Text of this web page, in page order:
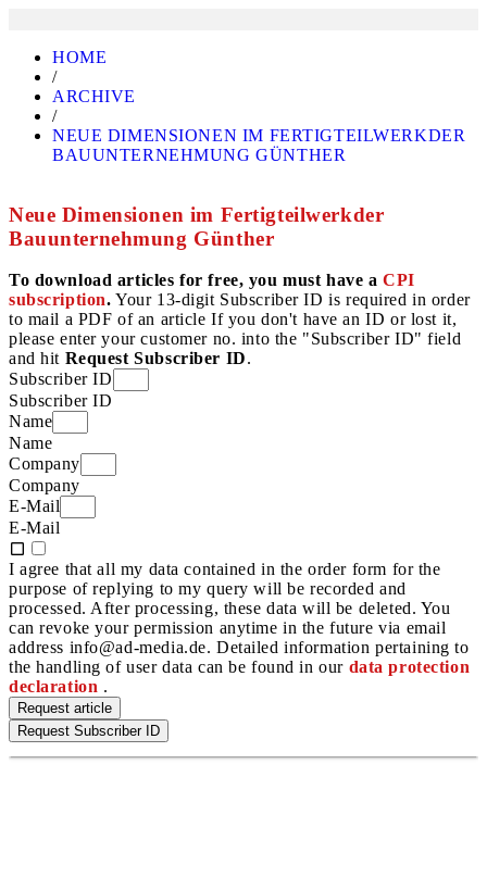
HOME
/
ARCHIVE
/
NEUE DIMENSIONEN IM FERTIGTEILWERKDER
BAUUNTERNEHMUNG GÜNTHER
Neue Dimensionen im Fertigteilwerkder
Bauunternehmung Günther
To download articles for free, you must have aCPI
subscription. Your 13-digit Subscriber ID is required in order
to mail a PDF of an article If you don't have an ID or lost it,
please enter your customer no. into the "Subscriber ID" field
and hit Request Subscriber ID.
Subscriber ID
Subscriber ID
Name
Name
Company
Company
E-Mail
E-Mail
I agree that all my data contained in the order form for the
purpose of replying to my query will be recorded and
processed. After processing, these data will be deleted. You
can revoke your permission anytime in the future via email
address info@ad-media.de. Detailed information pertaining to
the handling of user data can be found in our data protection
declaration .
Request article
Request Subscriber ID